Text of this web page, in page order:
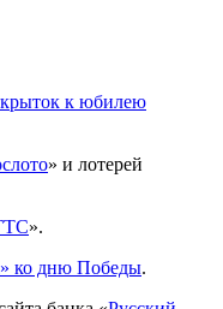
к юбилею
» и лотерей
».
ко дню Победы.